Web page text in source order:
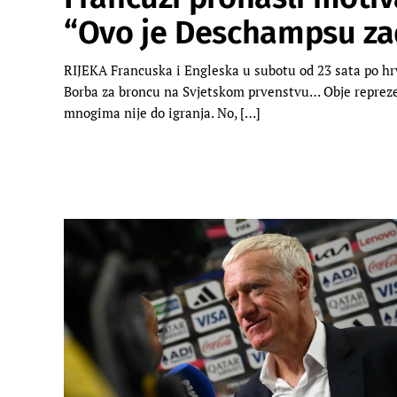
“Ovo je Deschampsu
RIJEKA Francuska i Engleska u subotu od 23 sata po
Borba za broncu na Svjetskom prvenstvu… Obje
mnogima nije do igranja. No, […]